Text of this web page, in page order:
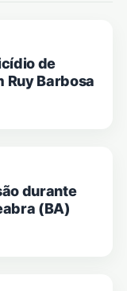
de
Ruy Barbosa
durante
(BA)